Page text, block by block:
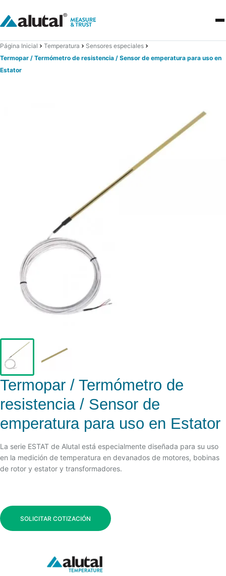
Página Inicial Temperatura
Sensores especiales
Termopar / Termómetro de resistencia / Sensor de emperatura para uso en
Estator
Termopar / Termómetro de
resistencia / Sensor de
emperatura para uso en Estator
La serie ESTAT de Alutal está especialmente diseñada para su uso
en la medición de temperatura en devanados de motores, bobinas
de rotor y estator y transformadores.
SOLICITAR COTIZACIÓN